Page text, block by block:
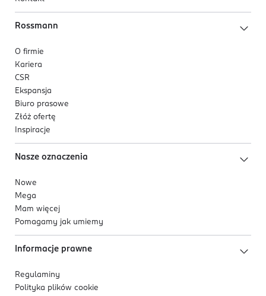
Rossmann
O firmie
Kariera
CSR
Ekspansja
Biuro prasowe
Złóż ofertę
Inspiracje
Nasze oznaczenia
Nowe
Mega
Mam więcej
Pomagamy jak umiemy
Informacje prawne
Regulaminy
Polityka plików cookie